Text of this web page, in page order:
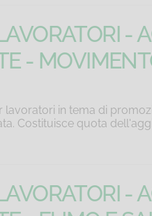
-
-
in tema di
Costituisce quota
-